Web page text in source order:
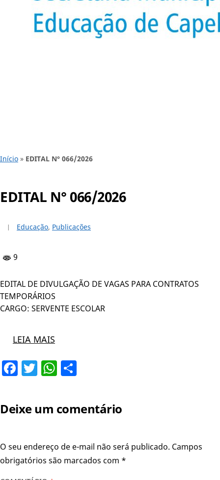
Início » EDITAL N° 066/2026
EDITAL N° 066/2026
Educação, Publicações
9
EDITAL DE DIVULGAÇÃO DE VAGAS PARA CONTRATOS
TEMPORÁRIOS
CARGO: SERVENTE ESCOLAR
LEIA MAIS
Facebook
TwitterWhatsApp
Deixe um comentário
O seu endereço de e-mail não será publicado. Campos
obrigatórios são marcados com *